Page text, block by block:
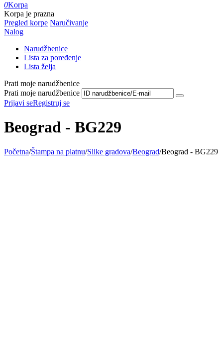
0Korpa
Korpa je prazna
Pregled korpe Naručivanje
Nalog
Narudžbenice
Lista za poređenje
Lista želja
Prati moje narudžbenice
Prati moje narudžbenice
Prijavi seRegistruj se
Beograd - BG229
Početna/Štampa na platnu/Slike gradova/Beograd/Beograd - BG229